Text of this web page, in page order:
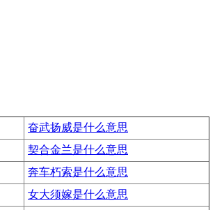
奋武扬威是什么意思
契合金兰是什么意思
奔车朽索是什么意思
女大须嫁是什么意思